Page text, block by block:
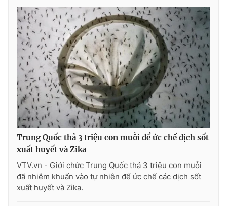
Video Shorts video
VTV Money VTV Thể thao
VTV Sức khoẻ Bất động sản
Thị trường 24h Tấm lòng Việt
VTV4 Vươn mình bằng AI
VTV9 VTV8
Trung Quốc thả 3 triệu con muỗi để ức chế dịch sốt
xuất huyết và Zika
VTV.vn - Giới chức Trung Quốc thả 3 triệu con muỗi
đã nhiễm khuẩn vào tự nhiên để ức chế các dịch sốt
xuất huyết và Zika.